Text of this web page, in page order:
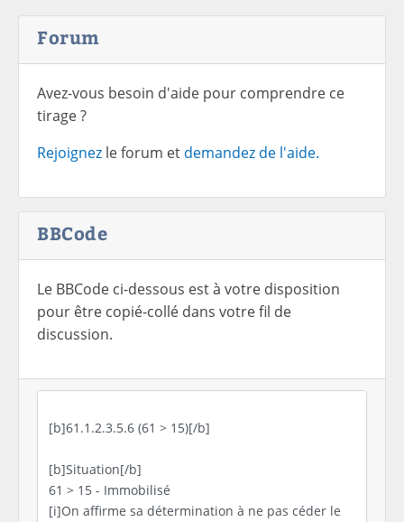
Forum
Avez-vous besoin d'aide pour comprendre ce
tirage ?
Rejoignez le forum et demandez de l'aide.
BBCode
Le BBCode ci-dessous est à votre disposition
pour être copié-collé dans votre fil de
discussion.